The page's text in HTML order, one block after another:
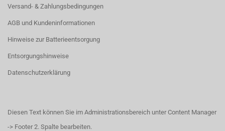
Versand- & Zahlungsbedingungen
AGB und Kundeninformationen
Hinweise zur Batterieentsorgung
Entsorgungshinweise
Datenschutzerklärung
Diesen Text können Sie im Administrationsbereich unter Content Manager
-> Footer 2. Spalte bearbeiten.